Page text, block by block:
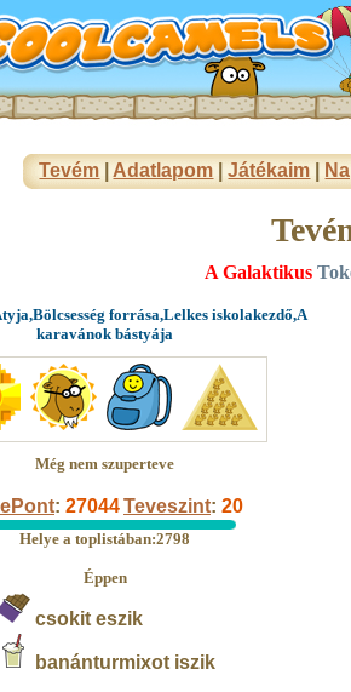
Tevém Adatlapom |Játékaim
A Galaktikus
forrása,Lelkes iskolakezdő,A
karavánok bástyája
Még nem szuperteve
: 27044Teveszint: 20
Helye a toplistában:2798
Éppen
csokit eszik
banánturmixot iszik